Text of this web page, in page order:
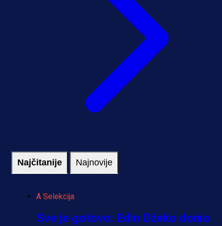
Najčitanije Najnovije
A Selekcija
Sve je gotovo: Edin Džeko donio